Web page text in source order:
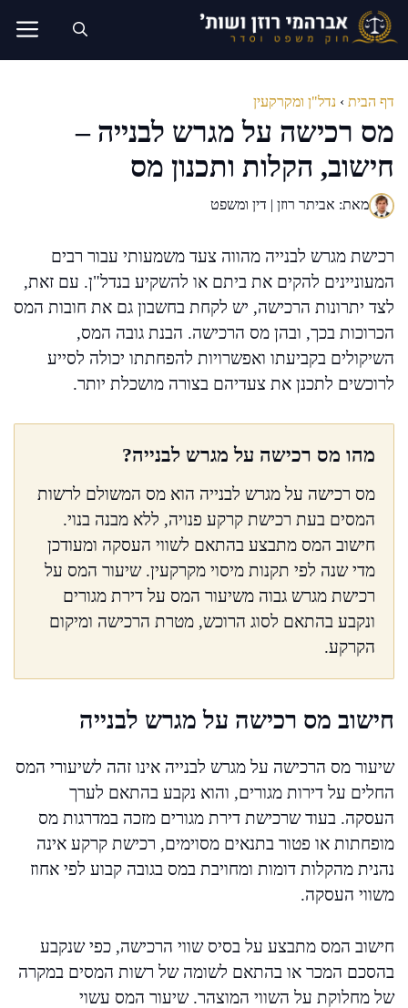
לדלג
לתוכן
דף הבית › נדל"ן ומקרקעין
מס רכישה על מגרש לבנייה –
חישוב, הקלות ותכנון מס
מאת: אביתר רוזן | דין ומשפט
רכישת מגרש לבנייה מהווה צעד משמעותי עבור רבים
המעוניינים להקים את ביתם או להשקיע בנדל"ן. עם זאת,
לצד יתרונות הרכישה, יש לקחת בחשבון גם את חובות המס
הכרוכות בכך, ובהן מס הרכישה. הבנת גובה המס,
השיקולים בקביעתו ואפשרויות להפחתתו יכולה לסייע
לרוכשים לתכנן את צעדיהם בצורה מושכלת יותר.
מהו מס רכישה על מגרש לבנייה?
מס רכישה על מגרש לבנייה הוא מס המשולם לרשות
המסים בעת רכישת קרקע פנויה, ללא מבנה בנוי.
חישוב המס מתבצע בהתאם לשווי העסקה ומעודכן
מדי שנה לפי תקנות מיסוי מקרקעין. שיעור המס על
רכישת מגרש גבוה משיעור המס על דירת מגורים
ונקבע בהתאם לסוג הרוכש, מטרת הרכישה ומיקום
הקרקע.
חישוב מס רכישה על מגרש לבנייה
שיעור מס הרכישה על מגרש לבנייה אינו זהה לשיעורי המס
החלים על דירות מגורים, והוא נקבע בהתאם לערך
העסקה. בעוד שרכישת דירת מגורים מזכה במדרגות מס
מופחתות או פטור בתנאים מסוימים, רכישת קרקע אינה
נהנית מהקלות דומות ומחויבת במס בגובה קבוע לפי אחוז
משווי העסקה.
חישוב המס מתבצע על בסיס שווי הרכישה, כפי שנקבע
בהסכם המכר או בהתאם לשומה של רשות המסים במקרה
של מחלוקת על השווי המוצהר. שיעור המס עשוי